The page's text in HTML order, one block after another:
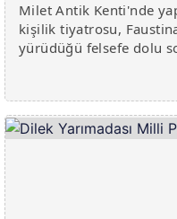
Milet Antik Kenti'nde
kişilik tiyatrosu,
yürüdüğü felsefe dolu